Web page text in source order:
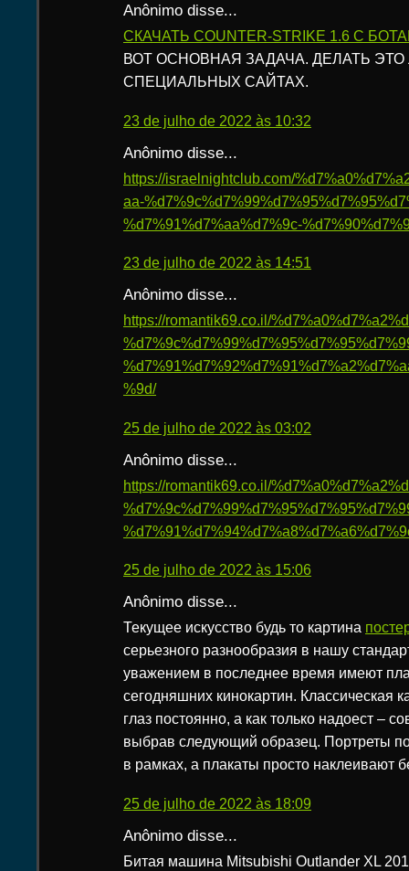
Anônimo disse...
СКАЧАТЬ COUNTER-STRIKE 1.6 C
ВОТ ОСНОВНАЯ ЗАДАЧА. ДЕЛАТЬ
СПЕЦИАЛЬНЫХ САЙТАХ.
23 de julho de 2022 às 10:32
Anônimo disse...
https://israelnightclub.com/
aa-
%d7%91%d7%aa%d7%9c-
23 de julho de 2022 às 14:51
Anônimo disse...
https://romantik69.co.il/
%9d/
25 de julho de 2022 às 03:02
Anônimo disse...
https://romantik69.co.il/
25 de julho de 2022 às 15:06
Anônimo disse...
Текущее искусство будь то картина
серьезного разнообразия в нашу
уважением в последнее время имеют
сегодняшних кинокартин. Классическая
глаз постоянно, а как только надоест –
выбрав следующий образец. Портреты
в рамках, а плакаты просто наклеивают
25 de julho de 2022 às 18:09
Anônimo disse...
Битая машина Mitsubishi Outlander XL